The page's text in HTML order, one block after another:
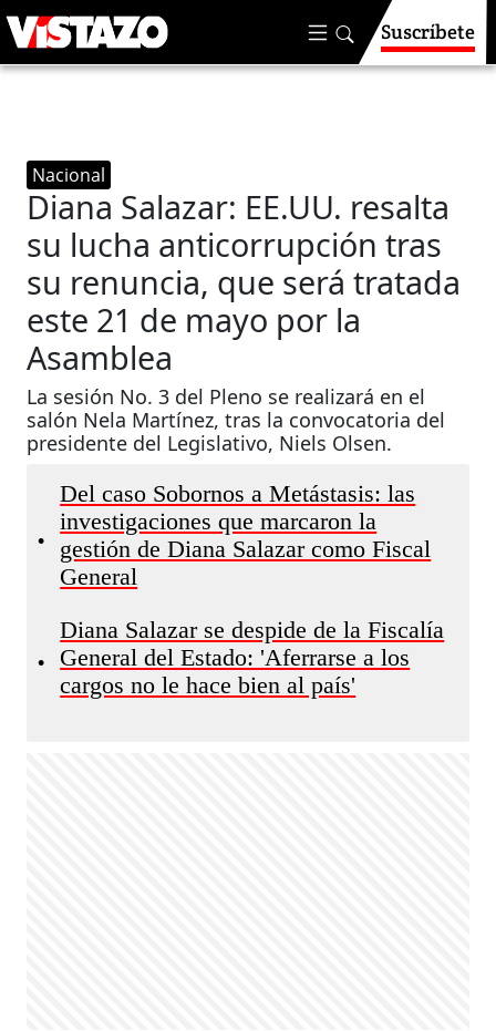
Suscríbete
Nacional
Diana Salazar: EE.UU. resalta
su lucha anticorrupción tras
su renuncia, que será tratada
este 21 de mayo por la
Asamblea
La sesión No. 3 del Pleno se realizará en el
salón Nela Martínez, tras la convocatoria del
presidente del Legislativo, Niels Olsen.
•
Del caso Sobornos a Metástasis: las
investigaciones que marcaron la
gestión de Diana Salazar como Fiscal
General
•
Diana Salazar se despide de la Fiscalía
General del Estado: 'Aferrarse a los
cargos no le hace bien al país'